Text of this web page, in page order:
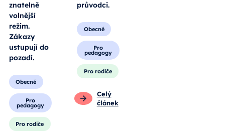
znatelně
volnější
režim.
Zákazy
ustupují do
pozadí.
Obecné
Pro
pedagogy
Pro rodiče
průvodci.
Obecné
Pro
pedagogy
Pro rodiče
Celý
článek